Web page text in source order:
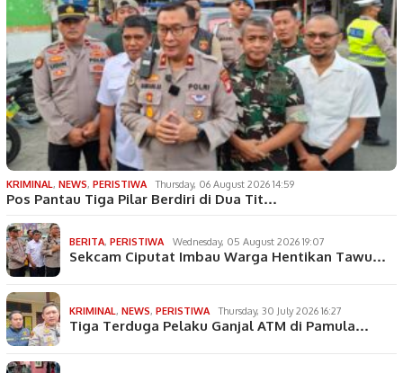
KRIMINAL, NEWS, PERISTIWA Thursday, 06 August 2026 14:59
Pos Pantau Tiga Pilar Berdiri di Dua Tit…
BERITA, PERISTIWA Wednesday, 05 August 2026 19:07
Sekcam Ciputat Imbau Warga Hentikan Tawu…
KRIMINAL, NEWS, PERISTIWA Thursday, 30 July 2026 16:27
Tiga Terduga Pelaku Ganjal ATM di Pamula…